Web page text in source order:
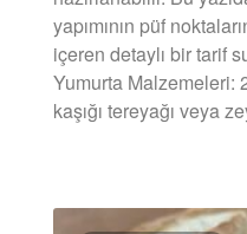
yapımının püf
içeren detaylı bir tarif
Yumurta Malzemeleri:
kaşığı tereyağı veya